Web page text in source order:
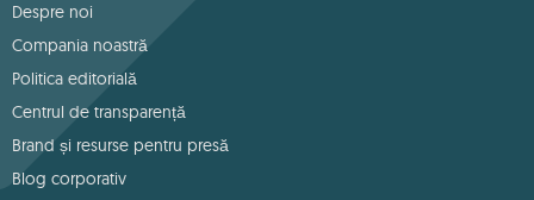
Despre noi
Compania noastră
Politica editorială
Centrul de transparență
Brand și resurse pentru presă
Blog corporativ